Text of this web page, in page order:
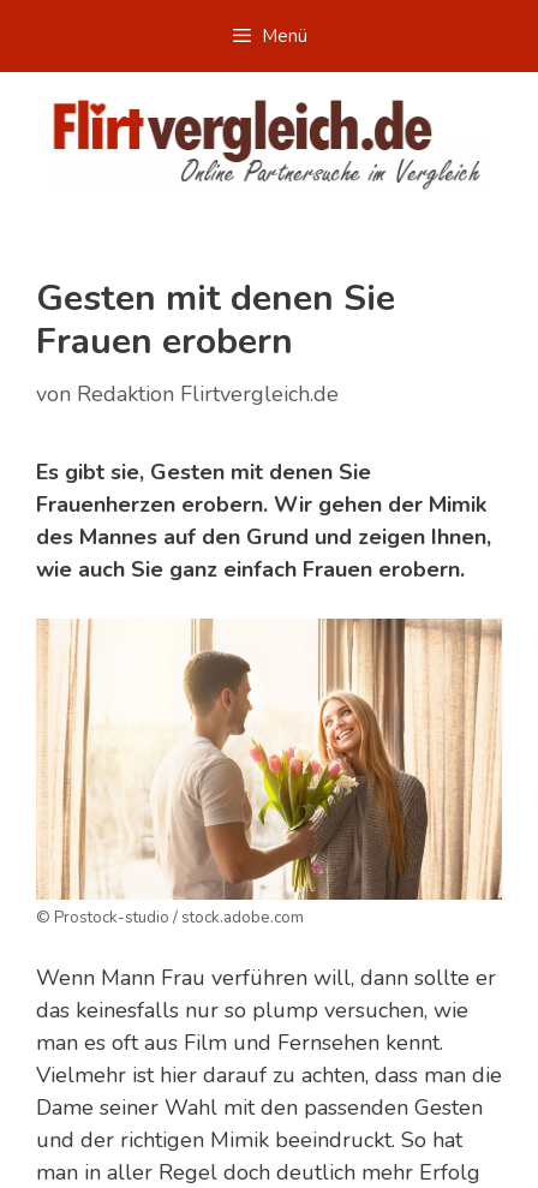
springen
Menü
Gesten mit denen Sie
Frauen erobern
von Redaktion Flirtvergleich.de
Es gibt sie, Gesten mit denen Sie
Frauenherzen erobern. Wir gehen der Mimik
des Mannes auf den Grund und zeigen Ihnen,
wie auch Sie ganz einfach Frauen erobern.
© Prostock-studio / stock.adobe.com
Wenn Mann Frau verführen will, dann sollte er
das keinesfalls nur so plump versuchen, wie
man es oft aus Film und Fernsehen kennt.
Vielmehr ist hier darauf zu achten, dass man die
Dame seiner Wahl mit den passenden Gesten
und der richtigen Mimik beeindruckt. So hat
man in aller Regel doch deutlich mehr Erfolg